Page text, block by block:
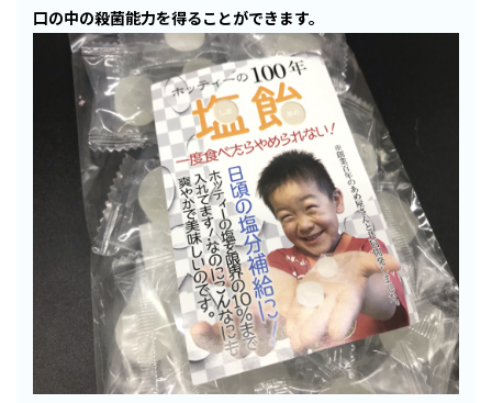
口の中の殺菌能力を得ることができます。